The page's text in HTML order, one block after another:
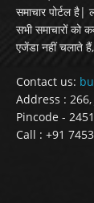
समाचार पोर्टल है|
सभी समाचारों को
एजेंडा नहीं चलाते
Contact us:
Address :
Pincode -
Call : +91